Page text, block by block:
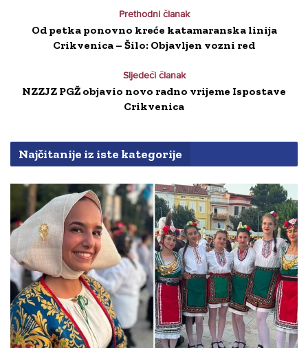
Prethodni članak
Od petka ponovno kreće katamaranska linija
Crikvenica – Šilo: Objavljen vozni red
Sljedeći članak
NZZJZ PGŽ objavio novo radno vrijeme Ispostave
Crikvenica
Najčitanije iz iste kategorije